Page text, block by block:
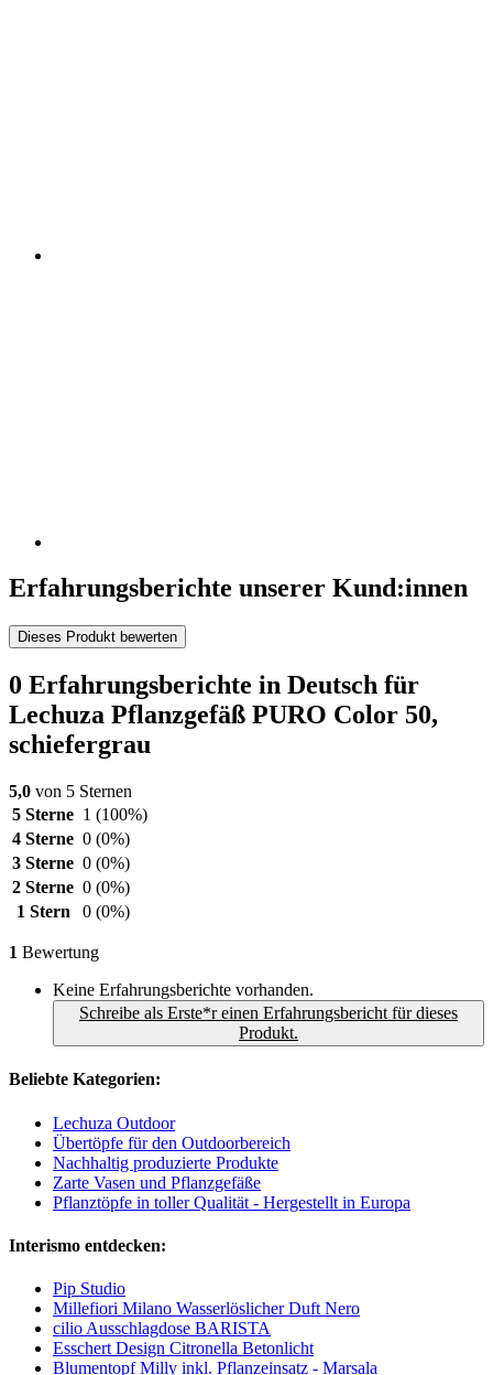
Erfahrungsberichte unserer Kund:innen
Dieses Produkt bewerten
0 Erfahrungsberichte in Deutsch für
Lechuza Pflanzgefäß PURO Color 50,
schiefergrau
5,0 von 5 Sternen
5 Sterne 1 (100%)
4 Sterne 0 (0%)
3 Sterne 0 (0%)
2 Sterne 0 (0%)
1 Stern
0 (0%)
1 Bewertung
Keine Erfahrungsberichte vorhanden.
Schreibe als Erste*r einen Erfahrungsbericht für dieses
Produkt.
Beliebte Kategorien:
Lechuza Outdoor
Übertöpfe für den Outdoorbereich
Nachhaltig produzierte Produkte
Zarte Vasen und Pflanzgefäße
Pflanztöpfe in toller Qualität - Hergestellt in Europa
Interismo entdecken:
Pip Studio
Millefiori Milano Wasserlöslicher Duft Nero
cilio Ausschlagdose BARISTA
Esschert Design Citronella Betonlicht
Blumentopf Milly inkl. Pflanzeinsatz - Marsala